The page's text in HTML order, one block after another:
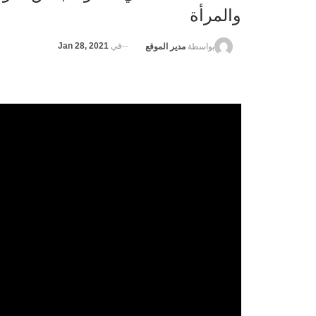
والمرأة
بواسطة مدير الموقع في Jan 28, 2021